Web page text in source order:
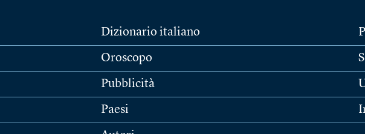
Dizionario italiano
Oroscopo
Pubblicità
Paesi